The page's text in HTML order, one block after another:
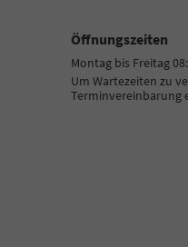
Öffnungszeiten
Montag bis Freitag
Um Wartezeiten zu
Terminvereinbarung